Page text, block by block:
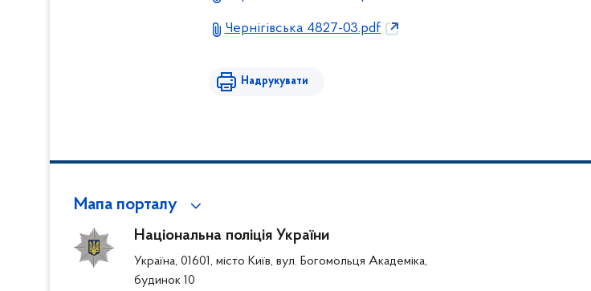
Чернігівська 4827-03.pdf
Надрукувати
Мапа порталу
Національна поліція України
Україна, 01601, місто Київ, вул. Богомольця Академіка,
будинок 10